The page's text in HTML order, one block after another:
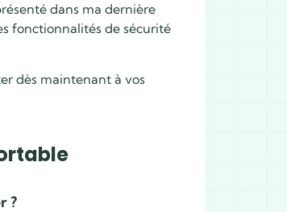
dans ma dernière
fonctionnalités de sécurité
dès maintenant à vos
?